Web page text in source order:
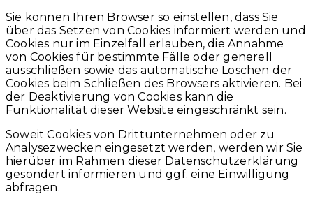
Sie können Ihren Browser so einstellen, dass Sie
über das Setzen von Cookies informiert werden und
Cookies nur im Einzelfall erlauben, die Annahme
von Cookies für bestimmte Fälle oder generell
ausschließen sowie das automatische Löschen der
Cookies beim Schließen des Browsers aktivieren. Bei
der Deaktivierung von Cookies kann die
Funktionalität dieser Website eingeschränkt sein.
Soweit Cookies von Drittunternehmen oder zu
Analysezwecken eingesetzt werden, werden wir Sie
hierüber im Rahmen dieser Datenschutzerklärung
gesondert informieren und ggf. eine Einwilligung
abfragen.